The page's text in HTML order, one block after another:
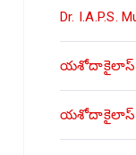
Dr. I.A.P.S.
యశోదాకైలాస్
యశోదాకైలాస్